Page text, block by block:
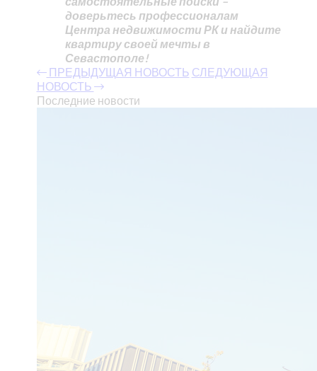
доверьтесь профессионалам
Центра недвижимости РК и найдите
квартиру своей мечты в
Севастополе!
ПРЕДЫДУЩАЯ НОВОСТЬ СЛЕДУЮЩАЯ
НОВОСТЬ
Последние новости